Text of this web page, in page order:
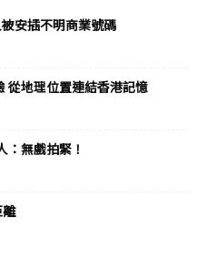
安插不明商業號碼
從地理位置連結香港記憶
無戲拍緊！
離